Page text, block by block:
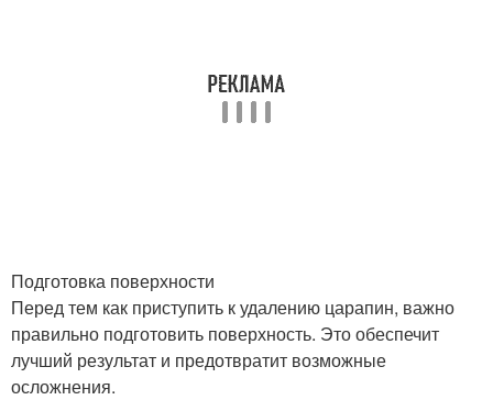
Подготовка поверхности
Перед тем как приступить к удалению царапин, важно
правильно подготовить поверхность. Это обеспечит
лучший результат и предотвратит возможные
осложнения.